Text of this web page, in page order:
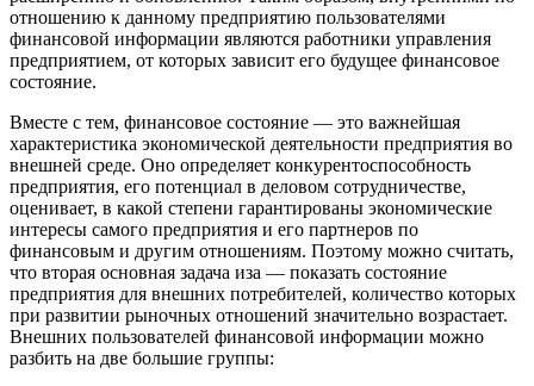
отношению к данному предприятию пользователями
финансовой информации являются работники управления
предприятием, от которых зависит его будущее финансовое
состояние.
Вместе с тем, финансовое состояние — это важнейшая
характеристика экономической деятельности предприятия во
внешней среде. Оно определяет конкурентоспособность
предприятия, его потенциал в деловом сотрудничестве,
оценивает, в какой степени гарантированы экономические
интересы самого предприятия и его партнеров по
финансовым и другим отношениям. Поэтому можно считать,
что вторая основная задача иза — показать состояние
предприятия для внешних потребителей, количество которых
при развитии рыночных отношений значительно возрастает.
Внешних пользователей финансовой информации можно
разбить на две большие группы: